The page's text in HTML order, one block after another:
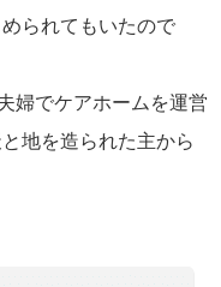
られてもいたので
婦でケアホームを運営
地を造られた主から